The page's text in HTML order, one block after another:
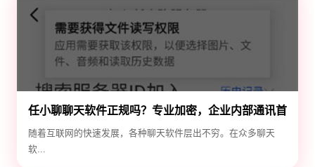
任小聊聊天软件正规吗？专业加密，企业内部通讯首
选！
随着互联网的快速发展，各种聊天软件层出不穷。在众多聊天
软...